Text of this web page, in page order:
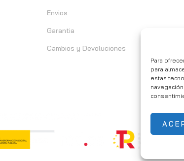
Para
para
estas
Envios
Garantia
Cambios y Devoluciones